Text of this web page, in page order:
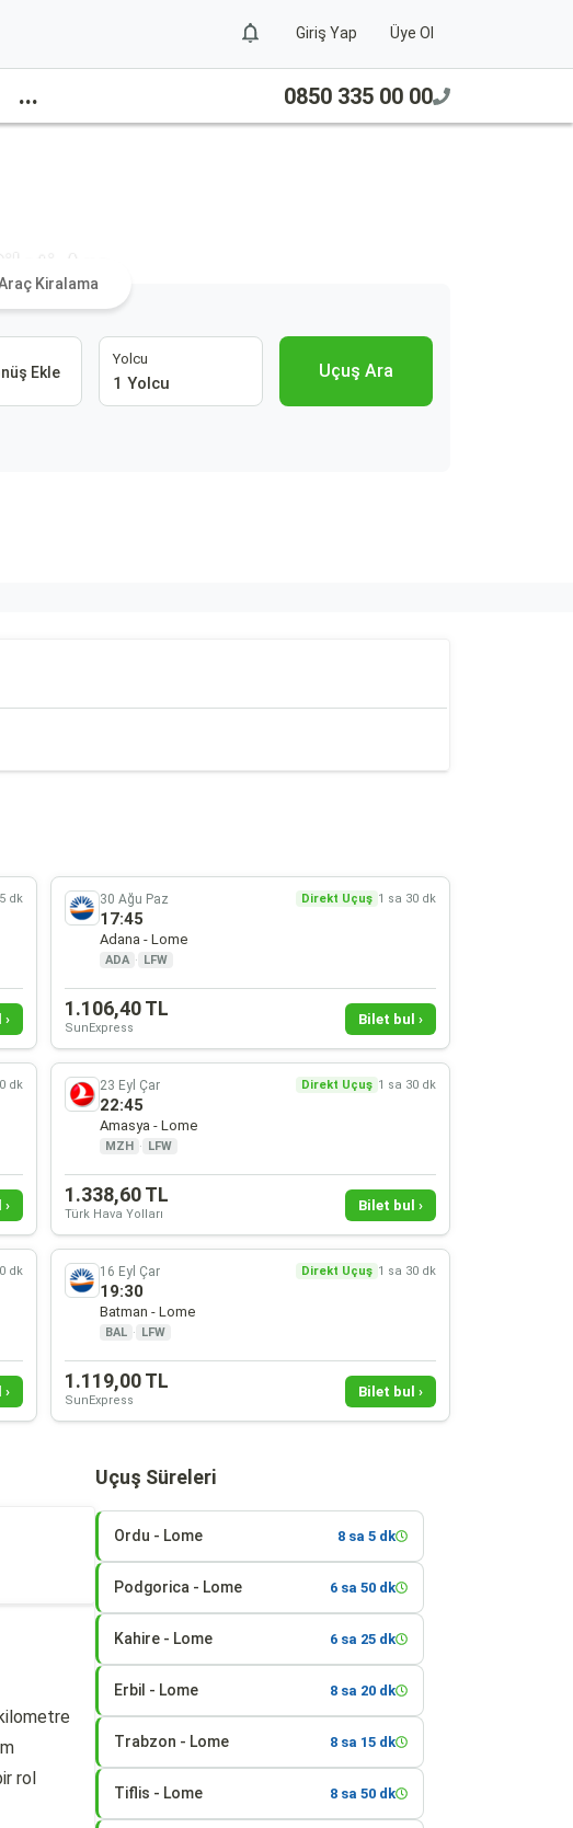
Giriş Yap Üye Ol
... 0850 335 00 00
Ara
Kiralama
Ekle
Yolcu
1 Yolcu
Uçuş Ara
dk 30 Ağu Paz Direkt Uçuş 1 sa 30 dk
17:45
Adana - Lome
ADA · LFW
1.106,40 TL
SunExpress
Bilet bul ›
dk 23 Eyl Çar Direkt Uçuş 1 sa 30 dk
22:45
Amasya - Lome
MZH · LFW
1.338,60 TL
Türk Hava Yolları
Bilet bul ›
dk 16 Eyl Çar Direkt Uçuş 1 sa 30 dk
19:30
Batman - Lome
BAL · LFW
1.119,00 TL
SunExpress
Bilet bul ›
rol
Uçuş Süreleri
Ordu - Lome 8 sa 5 dk
Podgorica - Lome 6 sa 50 dk
Kahire - Lome 6 sa 25 dk
Erbil - Lome 8 sa 20 dk
Trabzon - Lome 8 sa 15 dk
Tiflis - Lome 8 sa 50 dk